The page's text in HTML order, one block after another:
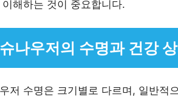
해하는 것이 중요합니다.
슈나우저의 수명과 건강
저 수명은 크기별로 다르며, 일반적